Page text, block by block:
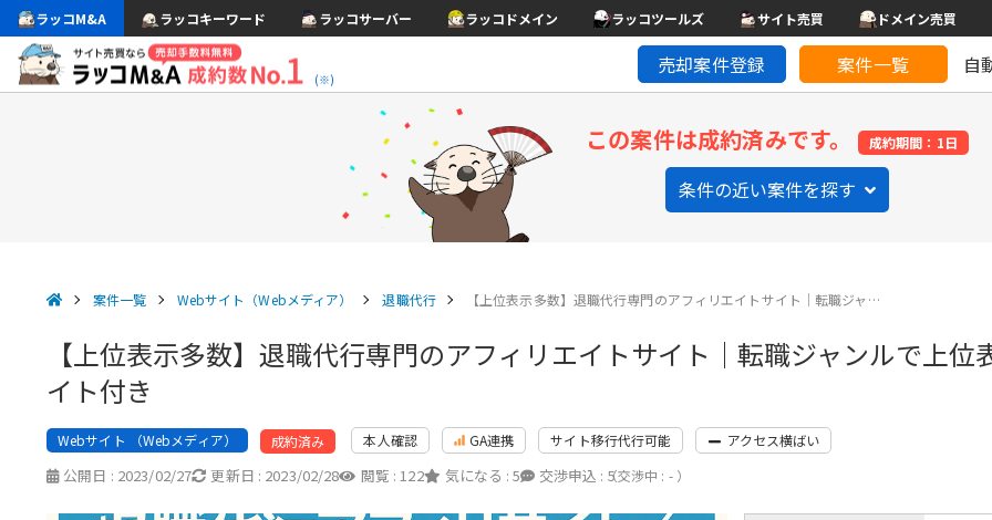
ラッコM&A ラッコキーワード ラッコサーバー ラッコドメイン ラッコツールズ サイト売買 ドメイン売買
(※)
売却案件登録 案件一覧 自
この案件は成約済みです。 成約期間：1日
条件の近い案件を探す
案件一覧 Webサイト（Webメディア） 退職代行 【上位表示多数】退職代行専門のアフィリエイトサイト｜転職ジャ…
【上位表示多数】退職代行専門のアフィリエイトサイト｜転職ジャンルで上位
イト付き
Webサイト （Webメディア） 成約済み 本人確認 GA連携 サイト移行代行可能 アクセス横ばい
公開日 : 2023/02/27 更新日 : 2023/02/28 閲覧 :122 気になる : 5 交渉申込 : 5
（交渉中 : - ）